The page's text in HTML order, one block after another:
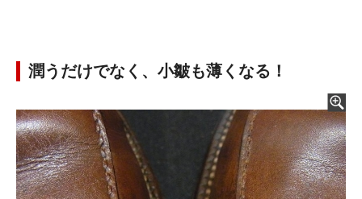
潤うだけでなく、小皺も薄くなる！